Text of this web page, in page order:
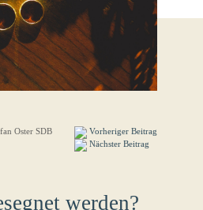
Oster SDB
Vorheriger Beitrag
Nächster Beitrag
werden?